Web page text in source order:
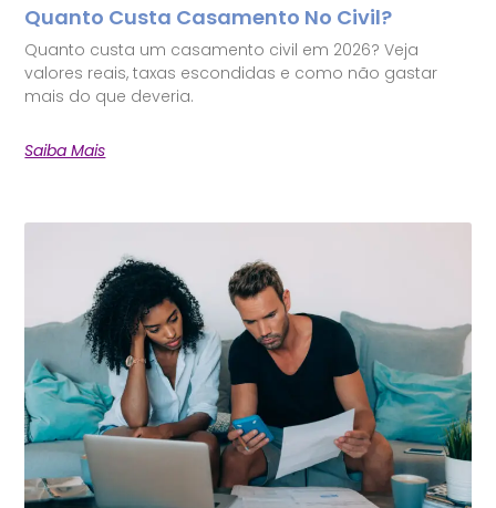
Quanto Custa Casamento No Civil?
Quanto custa um casamento civil em 2026? Veja
valores reais, taxas escondidas e como não gastar
mais do que deveria.
Saiba Mais